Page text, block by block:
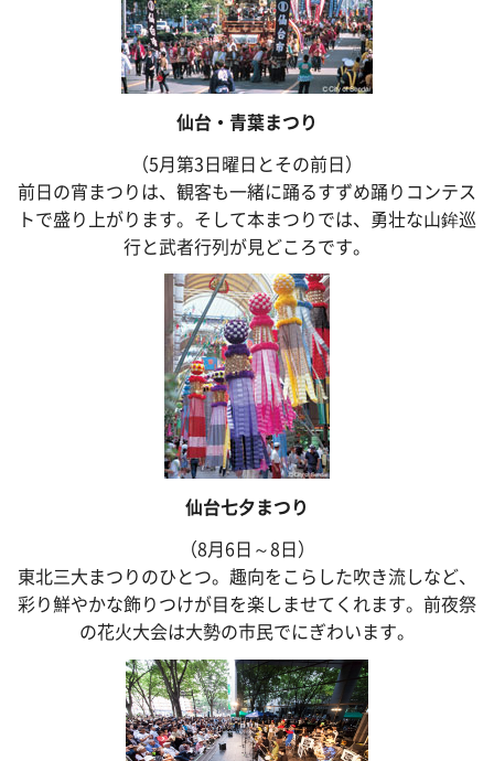
仙台・青葉まつり
（5月第3日曜日とその前日）
前日の宵まつりは、観客も一緒に踊るすずめ踊りコンテス
トで盛り上がります。そして本まつりでは、勇壮な山鉾巡
行と武者行列が見どころです。
仙台七夕まつり
（8月6日～8日）
東北三大まつりのひとつ。趣向をこらした吹き流しなど、
彩り鮮やかな飾りつけが目を楽しませてくれます。前夜祭
の花火大会は大勢の市民でにぎわいます。